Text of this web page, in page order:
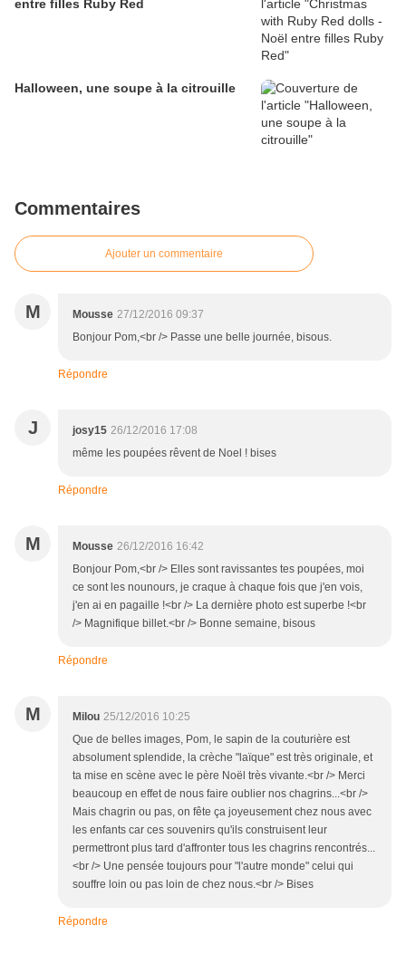
entre filles Ruby Red
Halloween, une soupe à la citrouille
Commentaires
Ajouter un commentaire
M Mousse 27/12/2016 09:37
Bonjour Pom,<br /> Passe une belle journée, bisous.
Répondre
J josy15 26/12/2016 17:08
même les poupées rêvent de Noel ! bises
Répondre
M Mousse 26/12/2016 16:42
Bonjour Pom,<br /> Elles sont ravissantes tes poupées, moi
ce sont les nounours, je craque à chaque fois que j'en vois,
j'en ai en pagaille !<br /> La dernière photo est superbe !<br
/> Magnifique billet.<br /> Bonne semaine, bisous
Répondre
M Milou 25/12/2016 10:25
Que de belles images, Pom, le sapin de la couturière est
absolument splendide, la crèche "laïque" est très originale, et
ta mise en scène avec le père Noël très vivante.<br /> Merci
beaucoup en effet de nous faire oublier nos chagrins...<br />
Mais chagrin ou pas, on fête ça joyeusement chez nous avec
les enfants car ces souvenirs qu'ils construisent leur
permettront plus tard d'affronter tous les chagrins rencontrés...
<br /> Une pensée toujours pour "l'autre monde" celui qui
souffre loin ou pas loin de chez nous.<br /> Bises
Répondre